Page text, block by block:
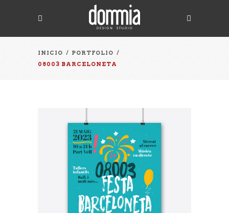
INICIO / PORTFOLIO /
08003 BARCELONETA